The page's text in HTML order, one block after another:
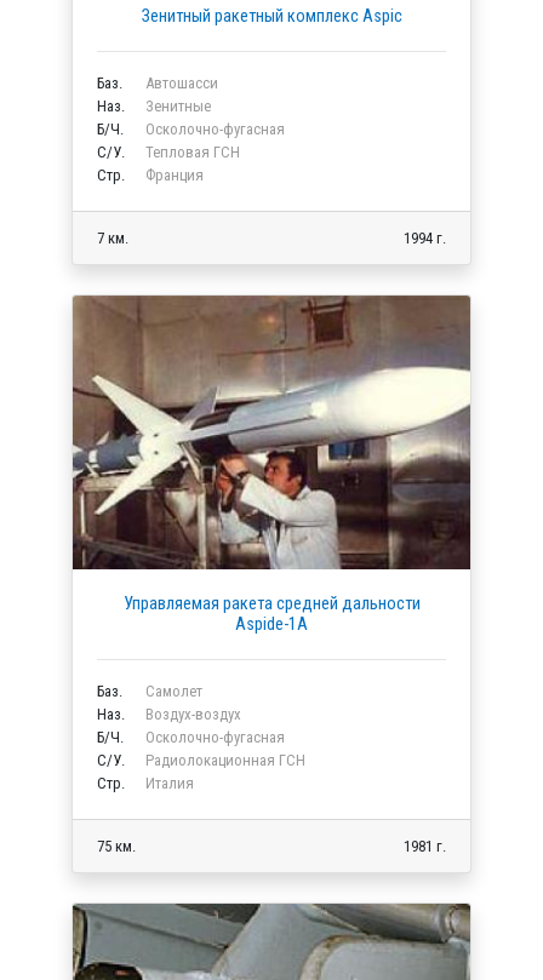
Зенитный ракетный комплекс Aspic
Баз.
Автошасси
Наз.
Зенитные
Б/Ч.
Осколочно-фугасная
C/У.
Тепловая ГСН
Стр.
Франция
7 км. 1994 г.
Управляемая ракета средней дальности
Aspide-1А
Баз.
Самолет
Наз.
Воздух-воздух
Б/Ч.
Осколочно-фугасная
C/У.
Радиолокационная ГСН
Стр.
Италия
75 км. 1981 г.